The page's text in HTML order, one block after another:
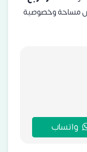
مساحة وخصوصية
واتساب